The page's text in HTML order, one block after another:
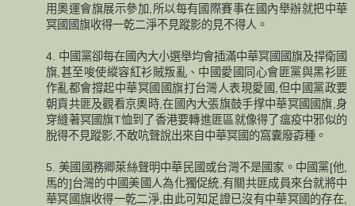
用奧運會旗展示參加,所以每有國際賽事在國內舉辦就把中華
冥國國旗收得一乾二淨不見蹤影的見不得人。
4. 中國黨卻每在國內大小選舉均會插滿中華冥國國旗及捍衛國
旗,甚至唆使縱容紅衫賊叛亂、中國愛國同心會匪黨與黑衫匪
作亂都會撐起中華冥國國旗打台灣人表現愛國,但中國黨政要
朝貢共匪及觀看京奧時,在國內大張旗鼓手撑中華冥國國旗,身
穿縫著冥國旗T恤到了香港要轉進匪區就像得了瘟疫中邪似的
脫得不見蹤影,不敢吭聲說出來自中華冥國的窩囊廢孬種。
5. 美國國務卿萊絲聲明中華民國或台灣不是國家。中國黨[他,
馬的]台灣的中國美國人為化獨促統,有關共匪成員來台就將中
華冥國旗收得一乾二淨,由此可知足證已沒有中華冥國的存在,